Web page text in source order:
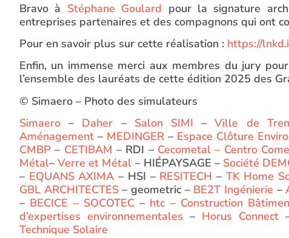
Bravo à Stéphane Goulard pour la signature
entreprises partenaires et des compagnons qui ont
Pour en savoir plus sur cette réalisation : https://
Enfin, un immense merci aux membres du jury
l’ensemble des lauréats de cette édition 2025 des
© Simaero – Photo des simulateurs
Simaero – Daher – Salon SIMI –Ville de
Aménagement – MEDINGER – Espace Clôture
CMBP – CETIBAM – RDI – Cecometal – Centro
Métal–Verre et Métal – HIÉPAYSAGE – Société
– EQUANS AXIMA – HSI – RESITECH – TK Home
GBL ARCHITECTES– geometric – BE2T Ingénierie –
– BECICE – SOCOTEC– htc – Construction
d’expertises environnementales – Horus Connect
Technique Solaire